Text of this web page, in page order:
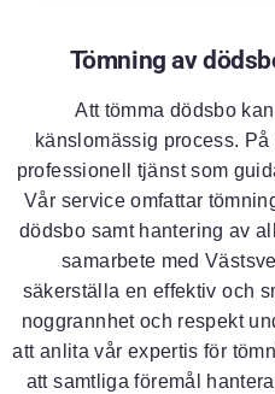
Tömning av
Att tömma dödsbo
känslomässig process.
professionell tjänst som
Vår service omfattar
dödsbo samt hantering av
samarbete med
säkerställa en effektiv och
noggrannhet och respekt
att anlita vår expertis för
att samtliga föremål